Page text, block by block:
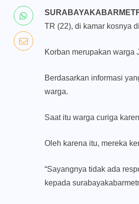
TR (22), di kamar kosnya
Korban merupakan warga
Berdasarkan informasi
warga.
Saat itu warga curiga
Oleh karena itu, mereka
“Sayangnya tidak ada
kepada